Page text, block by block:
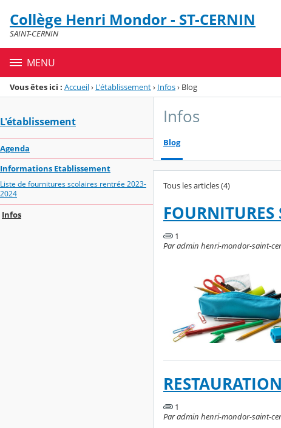
Menu de la rubrique
Contenu
Collège Henri Mondor - ST-CERNIN
SAINT-CERNIN
MENU
Vous êtes ici : Accueil› L'établissement› Infos› Blog
L'établissement
Agenda
Informations Etablissement
Liste de fournitures scolaires rentrée 2023-
2024
Infos
Infos
Blog
Tous les articles (4)
1
Par admin henri-mondor-saint-
1
Par admin henri-mondor-saint-